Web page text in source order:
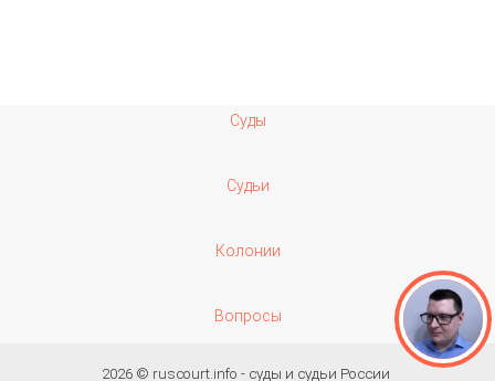
Суды
Судьи
Колонии
Вопросы
2026 © ruscourt.info - суды и судьи России